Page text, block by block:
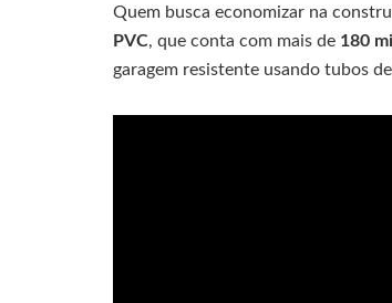
Quem busca economizar na
PVC, que conta com mais de 180 mil
garagem resistente usando tubos de